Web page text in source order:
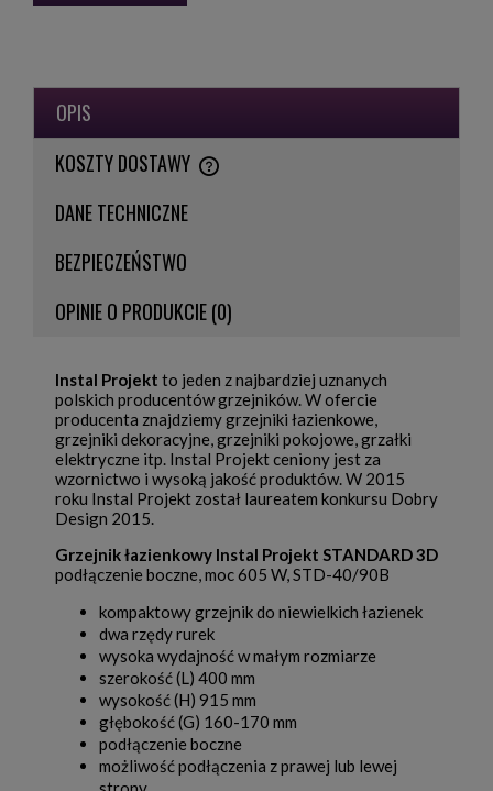
OPIS
KOSZTY DOSTAWY
CENA NIE ZAWIERA EWENTUALNYCH KOSZTÓW PŁATNOŚCI
DANE TECHNICZNE
BEZPIECZEŃSTWO
OPINIE O PRODUKCIE (0)
Instal Projekt to jeden z najbardziej uznanych
polskich producentów grzejników. W ofercie
producenta znajdziemy grzejniki łazienkowe,
grzejniki dekoracyjne, grzejniki pokojowe, grzałki
elektryczne itp. Instal Projekt ceniony jest za
wzornictwo i wysoką jakość produktów. W 2015
roku Instal Projekt został laureatem konkursu Dobry
Design 2015.
Grzejnik łazienkowy Instal Projekt STANDARD 3D
podłączenie boczne, moc 605 W, STD-40/90B
kompaktowy grzejnik do niewielkich łazienek
dwa rzędy rurek
wysoka wydajność w małym rozmiarze
szerokość (L) 400 mm
wysokość (H) 915 mm
głębokość (G) 160-170 mm
podłączenie boczne
możliwość podłączenia z prawej lub lewej